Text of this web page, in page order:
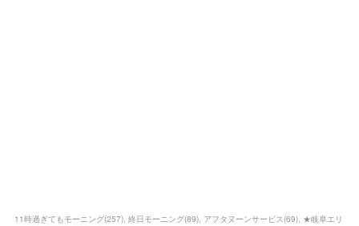
11時過ぎてもモーニング(257) 終日モーニング(89) アフタヌーンサービス(69) ★岐阜エリ